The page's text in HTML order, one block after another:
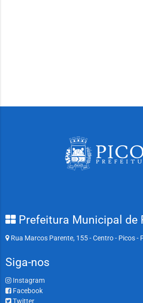
Prefeitura Municipal de
Rua Marcos Parente, 155 - Centro - Picos -
Siga-nos
Instagram
Facebook
Twitter